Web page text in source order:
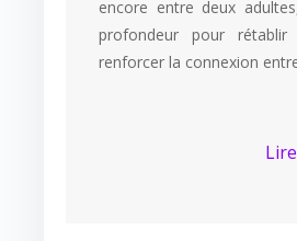
encore entre deux
profondeur pour rétablir
renforcer la connexion